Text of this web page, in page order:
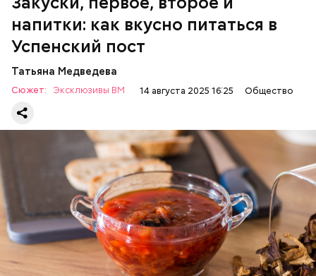
напитки: как вкусно питаться в
Успенский пост
Татьяна Медведева
Сюжет: Эксклюзивы ВМ 14 августа 2025 16:25 Общество
Баклажаны с овощами
ПРАВОСЛАВИЕ ЕДА РЕЦЕПТЫ